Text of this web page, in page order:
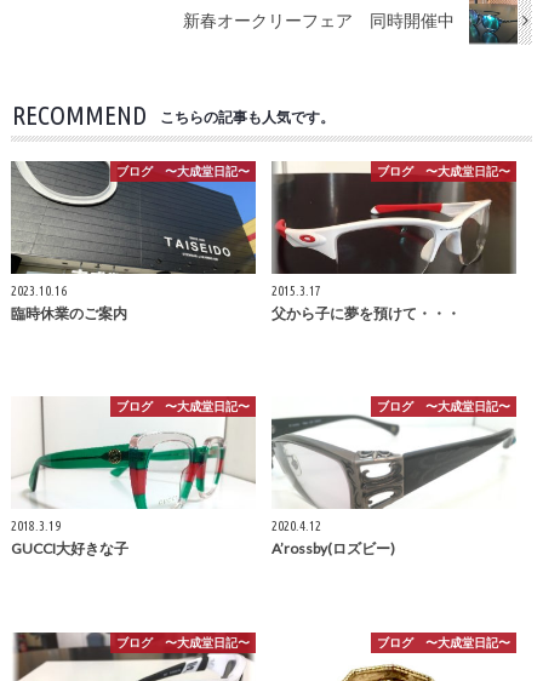
新春オークリーフェア 同時開催中
RECOMMEND こちらの記事も人気です。
ブログ 〜大成堂日記〜
2023.10.16
臨時休業のご案内
ブログ 〜大成堂日記〜
2015.3.17
父から子に夢を預けて・・・
ブログ 〜大成堂日記〜
2018.3.19
GUCCI大好きな子
ブログ 〜大成堂日記〜
2020.4.12
A’rossby(ロズビー)
ブログ 〜大成堂日記〜 ブログ 〜大成堂日記〜